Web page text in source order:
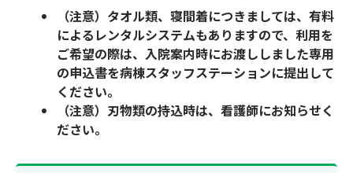
（注意）タオル類、寝間着につきましては、有料
によるレンタルシステムもありますので、利用を
ご希望の際は、入院案内時にお渡ししました専用
の申込書を病棟スタッフステーションに提出して
ください。
（注意）刃物類の持込時は、看護師にお知らせく
ださい。